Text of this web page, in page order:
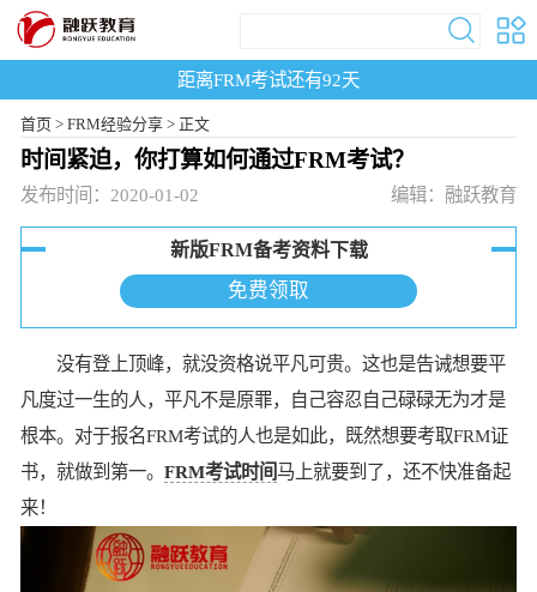
距离FRM考试还有92天
首页> FRM经验分享 > 正文
时间紧迫，你打算如何通过FRM考试？
发布时间：2020-01-02 编辑：融跃教育
新版FRM备考资料下载
免费领取
没有登上顶峰，就没资格说平凡可贵。这也是告诫想要平
凡度过一生的人，平凡不是原罪，自己容忍自己碌碌无为才是
根本。对于报名FRM考试的人也是如此，既然想要考取FRM证
书，就做到第一。 FRM考试时间马上就要到了，还不快准备起
来！